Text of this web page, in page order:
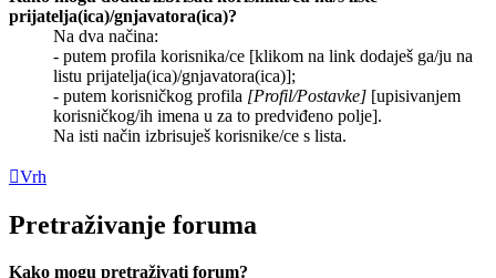
prijatelja(ica)/gnjavatora(ica)?
Na dva načina:
- putem profila korisnika/ce [klikom na link dodaješ ga/ju na
listu prijatelja(ica)/gnjavatora(ica)];
- putem korisničkog profila [Profil/Postavke] [upisivanjem
korisničkog/ih imena u za to predviđeno polje].
Na isti način izbrisuješ korisnike/ce s lista.
Vrh
Pretraživanje foruma
Kako mogu pretraživati forum?